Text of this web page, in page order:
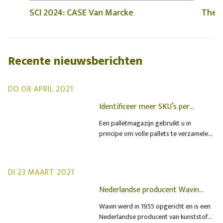
beschikbaar.SCI 2024: CASE Van Marcke The
Recente nieuwsberichten
DO 08 APRIL 2021
Identificeer meer SKU’s per
behoud van uw buffervoorraad
Een palletmagazijn gebruikt u in
principe om volle pallets te verzamelen
doos-niveau of zelfs op “itemniveau”
DI 23 MAART 2021
Nederlandse producent Wavin
verder met behulp van de
totaaloplossing voor magazijnen
Wavin werd in 1955 opgericht en is een
Nederlandse producent van kunststof